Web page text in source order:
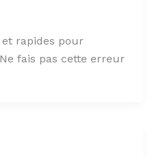
rapides pour
fais pas cette erreur